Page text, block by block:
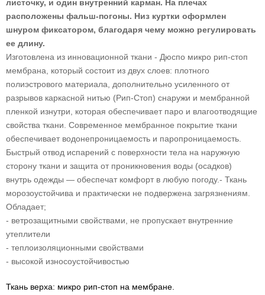
листочку, и один внутренний карман. На плечах
расположены фальш-погоны. Низ куртки оформлен
шнуром фиксатором, благодаря чему можно регулировать
ее длину.
Изготовлена из инновационной ткани - Дюспо микро рип-стоп
мембрана, который состоит из двух слоев: плотного
полиэстрового материала, дополнительно усиленного от
разрывов каркасной нитью (Рип-Стоп) снаружи и мембранной
пленкой изнутри, которая обеспечивает паро и влагоотводящие
свойства ткани. Современное мембранное покрытие ткани
обеспечивает водонепроницаемость и паропроницаемость.
Быстрый отвод испарений с поверхности тела на наружную
сторону ткани и защита от проникновения воды (осадков)
внутрь одежды — обеспечат комфорт в любую погоду.- Ткань
морозоустойчива и практически не подвержена загрязнениям.
Обладает;
- ветрозащитными свойствами, не пропускает внутренние
утеплители
- теплоизоляционными свойствами
- высокой износоустойчивостью
Ткань верха: микро рип-стоп на мембране.